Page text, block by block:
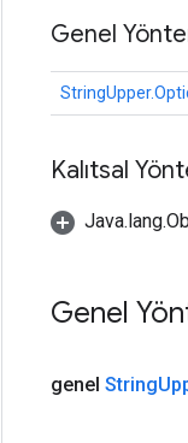
Genel
Kalıtsal
Genel
genel String